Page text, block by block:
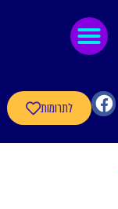
לתרומות